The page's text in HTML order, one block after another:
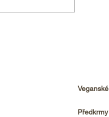
Veganské
Předkrmy